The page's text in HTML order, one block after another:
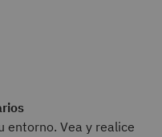
entorno. Vea y realice